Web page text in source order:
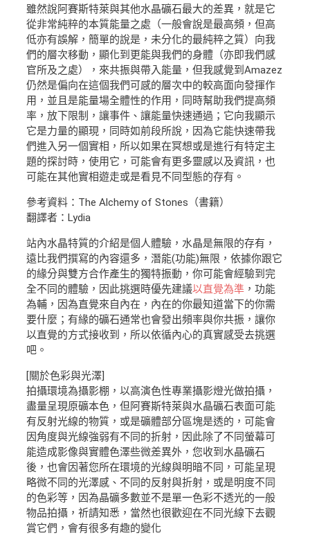
雖然說阿賽斯特萊與其他水晶礦石最大的差異，就是它
從非常純粹的本質能量之處（一般會說是最高頻，但高
低亦有誤解，簡單的說是，未分化的最純粹之質）向我
們的層次移動，顯化到更能與我們的身體（亦即我們感
官所及之處），來共振與帶入能量，但我感覺到Amazez
仍然是偏向在這個我們可感的層次中的較高面向發揮作
用，並且是能量場全體性的作用，同時幫助我們提高頻
率，放下限制，讓事件、讓能量快速通過；它向我顯示
它是力量的顯現，同時如前段所說，因為它能快速帶我
們進入另一個實相，所以如果在冥想或是進行有特定主
題的探討時，使用它，可能會有更多靈感以及資訊，也
可能在其他實相遊走或是看見不同型態的存有。
參考資料：The Alchemy of Stones（書籍）
翻譯者：Lydia
站內水晶特質的介紹是個人體驗，水晶是無限的存有，
遠比我們撰寫的內容還多，潛能(功能)無限，依據你跟它
的緣分與雙方合作產生的獨特振動，你可能會經驗到完
全不同的體驗，因此挑選時優先建議以直覺為準 ，功能
為輔，因為直覺來自內在，內在的你最知道當下的你需
要什麼；有緣的礦石通常也會發出頻率與你共振，讓你
以直覺的方式接收到，所以依循內心的真實感受去挑選
吧。
[關於色彩與光澤]
拍攝環境為攝影棚，以高演色性專業攝影燈光做拍攝，
盡量呈現原礦本色，但阿賽斯特萊與水晶礦石表面可能
有反射光線的物質，或是礦體部分區塊是透的，可能會
因角度與光線強弱有不同的折射，因此除了不同螢幕可
能造成影像與實體色澤些微差異外，您收到水晶礦石
後，也會因著您所在環境的光線與明暗不同，可能呈現
略微不同的光澤感、不同的反射與折射，或是明度不同
的色彩等，因為晶礦多數並不是單一色彩不透光的一般
物品拍攝，祈請知悉，當然也很歡迎在不同光線下去觀
賞它們，會有很多有趣的變化